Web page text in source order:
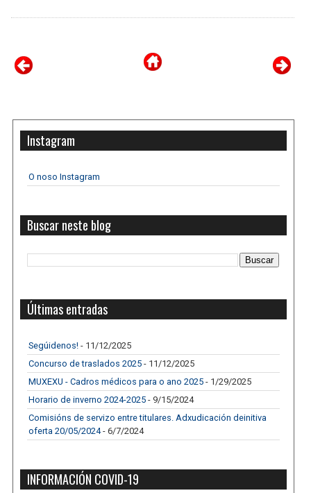
Instagram
O noso Instagram
Buscar neste blog
Últimas entradas
Segúidenos! - 11/12/2025
Concurso de traslados 2025 - 11/12/2025
MUXEXU - Cadros médicos para o ano 2025 - 1/29/2025
Horario de inverno 2024-2025 - 9/15/2024
Comisións de servizo entre titulares. Adxudicación deinitiva
oferta 20/05/2024- 6/7/2024
INFORMACIÓN COVID-19